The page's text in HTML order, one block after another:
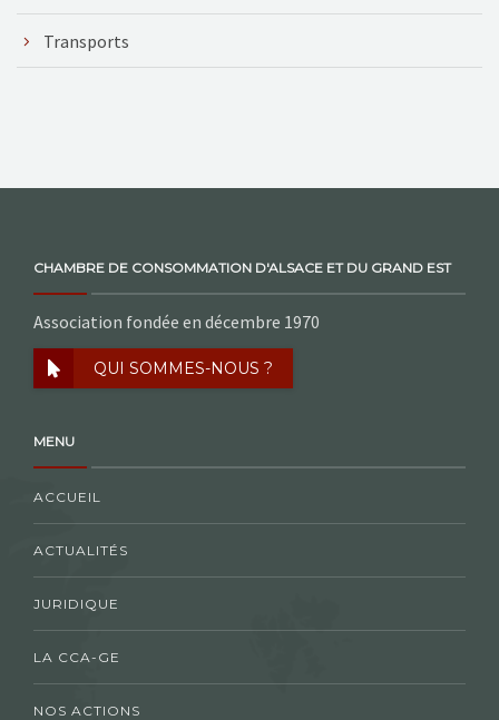
Transports
CHAMBRE DE CONSOMMATION D'ALSACE ET DU GRAND EST
Association fondée en décembre 1970
QUI SOMMES-NOUS ?
MENU
ACCUEIL
ACTUALITÉS
JURIDIQUE
LA CCA-GE
NOS ACTIONS